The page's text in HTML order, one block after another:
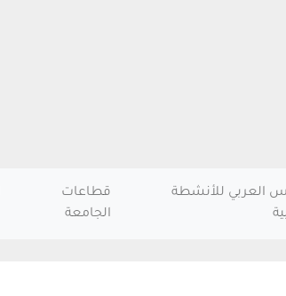
العربي للأنشطة
قطاعات
الجامعة